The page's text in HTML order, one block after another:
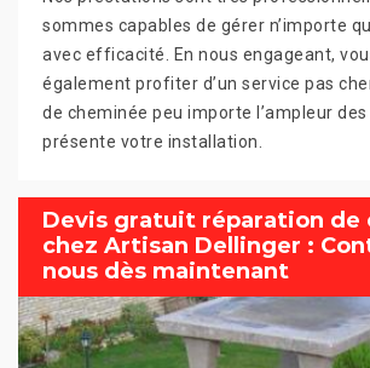
sommes capables de gérer n’importe
avec efficacité. En nous engageant,
également profiter d’un service pas
de cheminée peu importe l’ampleur
présente votre installation.
Devis gratuit réparation de
chez Artisan Dellinger :
nous dès maintenant